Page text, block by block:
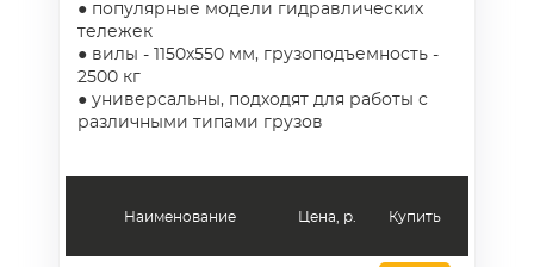
● популярные модели гидравлических
тележек
● вилы - 1150х550 мм, грузоподъемность -
2500 кг
● универсальны, подходят для работы с
различными типами грузов
Наименование Цена, р. Купить